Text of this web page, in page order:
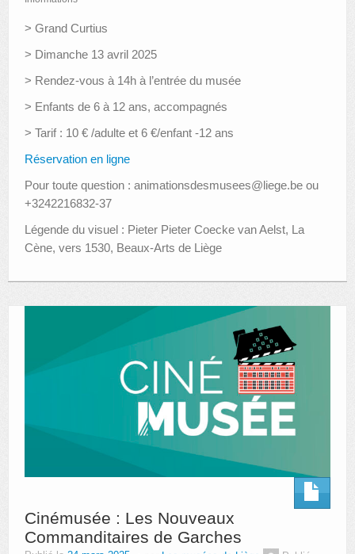
> Grand Curtius
> Dimanche 13 avril 2025
> Rendez-vous à 14h à l’entrée du musée
> Enfants de 6 à 12 ans, accompagnés
> Tarif : 10 € /adulte et 6 €/enfant -12 ans
Réservation en ligne
Pour toute question : animationsdesmusees@liege.be ou
+3242216832-37
Légende du visuel : Pieter Pieter Coecke van Aelst, La
Cène, vers 1530, Beaux-Arts de Liège
Cinémusée : Les Nouveaux
Commanditaires de Garches